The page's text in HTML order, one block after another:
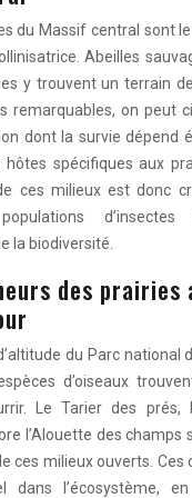
du Massif central sont
Abeilles
y trouvent un terrain de
remarquables, on peut
dont la survie dépend
spécifiques aux
ces milieux est donc
d’insectes
la biodiversité.
des prairies
du Parc national
d’oiseaux
Le Tarier des prés,
l’Alouette des champs
ces milieux ouverts. Ces
dans l’écosystème,